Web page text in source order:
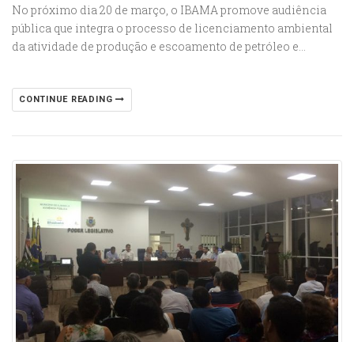
No próximo dia 20 de março, o IBAMA promove audiência
pública que integra o processo de licenciamento ambiental
da atividade de produção e escoamento de petróleo e…
CONTINUE READING